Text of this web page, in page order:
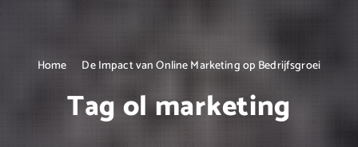
Home De Impact van Online Marketing op Bedrijfsgroei
Tag ol marketing